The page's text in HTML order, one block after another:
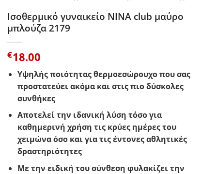
Ισοθερμικό γυναικείο ΝΙNA club μαύρο
μπλούζα 2179
€18.00
Υψηλής ποιότητας θερμοεσώρουχο που σας
προστατεύει ακόμα και στις πιο δύσκολες
συνθήκες
Αποτελεί την ιδανική λύση τόσο για
καθημερινή χρήση τις κρύες ημέρες του
χειμώνα όσο και για τις έντονες αθλητικές
δραστηριότητες
Με την ειδική του σύνθεση φυλακίζει την